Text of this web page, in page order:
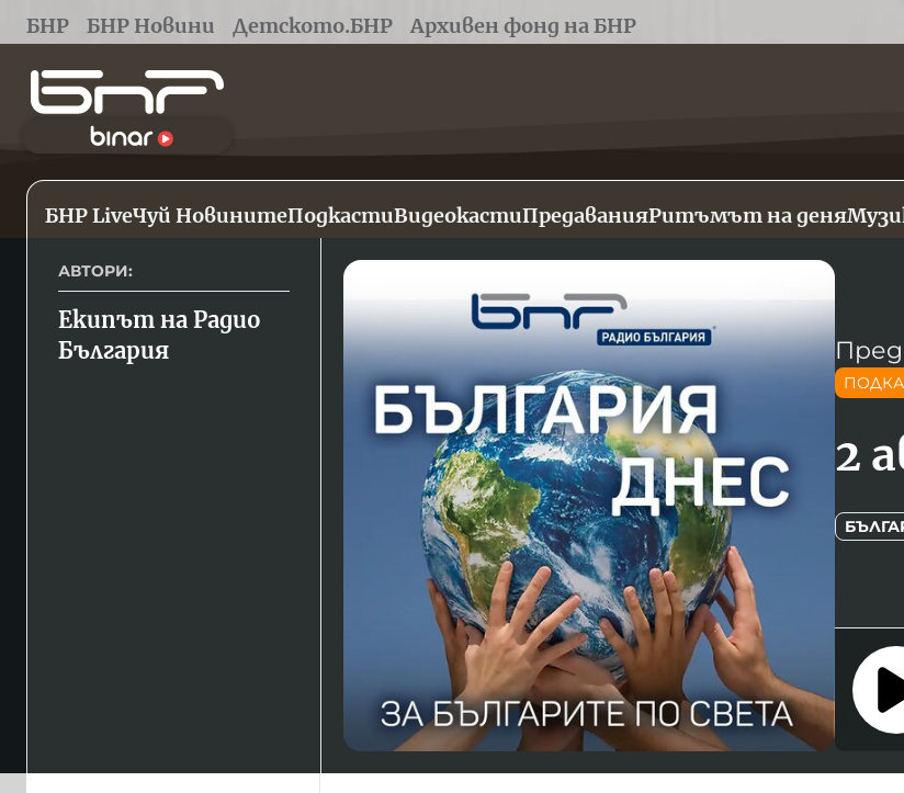
БНР БНР Новини Детското.БНР Архивен фонд на БНР
БНР LiveЧуй НовинитеПодкастиВидеокастиПредаванияРитъмът на деня
АВТОРИ:
Екипът на Радио
България
2